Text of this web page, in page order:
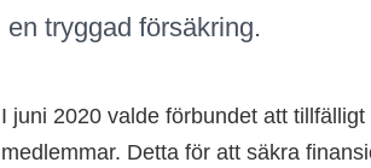
en tryggad försäkring.
I juni 2020 valde förbundet att
medlemmar. Detta för att säkra